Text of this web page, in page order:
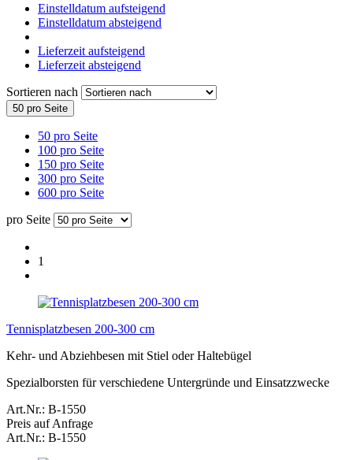
Einstelldatum aufsteigend
Einstelldatum absteigend
Lieferzeit aufsteigend
Lieferzeit absteigend
Sortieren nach
50 pro Seite
50 pro Seite
100 pro Seite
150 pro Seite
300 pro Seite
600 pro Seite
pro Seite
1
Tennisplatzbesen 200-300 cm
Kehr- und Abziehbesen mit Stiel oder Haltebügel
Spezialborsten für verschiedene Untergründe und Einsatzzwecke
Art.Nr.: B-1550
Preis auf Anfrage
Art.Nr.: B-1550